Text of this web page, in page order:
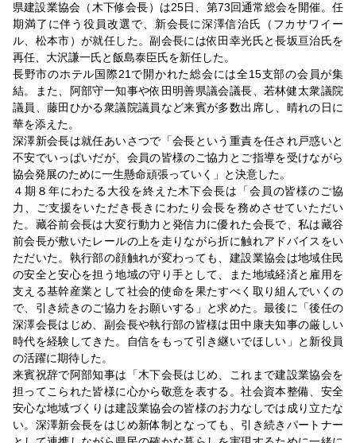
県建設業協会（木下修会長）は25日、第73回通常総会を開催。任
期満了に伴う役員改選で、新会長に深澤信治氏（フカサワイー
ル、松本市）が就任した。副会長には依田幸光氏と長坂亘治氏を
再任、大沢謙一氏と飯島泰臣氏を新任した。
長野市のホテル国際21で開かれた総会には全15支部の会員が集
結。また、阿部守一知事や依田明善県議会議長、若林健太衆議院
議員、藤田ひかる衆議院議員など来賓が多数出席し、晴れの日に
華を添えた。
深澤新会長は就任あいさつで「会長という重責を任され戸惑いと
不安でいっぱいだが、会員の皆様のご協力とご指導を受けながら
協会発展のために一生懸命頑張っていく」と決意した。
４期８年にわたる大役を終えた木下会長は「会員の皆様のご協
力、ご支援をいただき長きにわたり会長を務めさせていただい
た。藏谷前会長は大変行動力と発信力に優れた会長で、私は藏谷
前会長が敷いたレールの上を走りながら折に触れアドバイスをい
ただいた。執行部の顔触れが変わっても、建設業協会は地域住民
の安全と安心を担う地域の守り手として、また地域経済と雇用を
支える基幹産業として社会的使命を果たすべく取り組んでいくの
で、引き続きのご協力をお願いする」と求めた。最後に「後任の
深澤会長はじめ、副会長や執行部の皆様は田中康夫知事の厳しい
時代を経験してきた。自信をもって引き継いでほしい」と新役員
の活躍に期待した。
来賓祝辞で阿部知事は「木下会長はじめ、これまで建設業協会を
担ってこられた皆様に心から敬意を表する。社会資本整備、安全
安心な地域づくりは建設業協会の皆様のお力なしでは成り立たな
い。深澤新会長をはじめ新体制となっても、引き続きパートナー